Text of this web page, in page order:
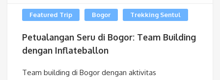
Featured Trip Bogor Trekking Sentul
Petualangan Seru di Bogor: Team Building
dengan Inflateballon
Team building di Bogor dengan aktivitas